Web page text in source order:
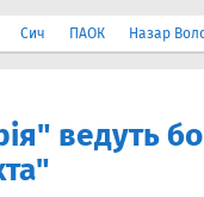
Сич ПАОК Назар
ведуть